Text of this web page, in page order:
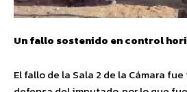
Un fallo sostenido en control
El fallo de la Sala 2 de la Cámara